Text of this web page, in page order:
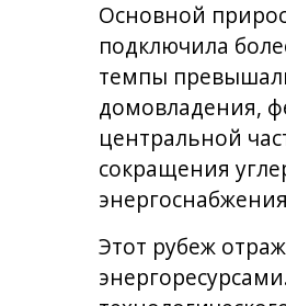
Основной
подключила
темпы
домовладения,
центральной
сокращения
Этот рубеж